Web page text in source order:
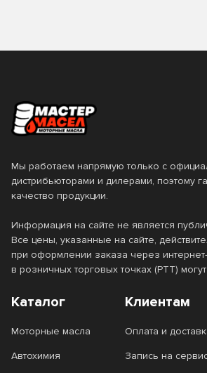
Мы работаем напрямую только с
дистрибьюторами и дилерами, поэтому
качество продукции.
Информация на сайте не является
Все цены, указанные на сайте,
при оформлении заказа через
в розничных торговых точках (РТТ) могут
Каталог
Моторные масла
Автохимия
Клиентам
Оплата и
Запись на